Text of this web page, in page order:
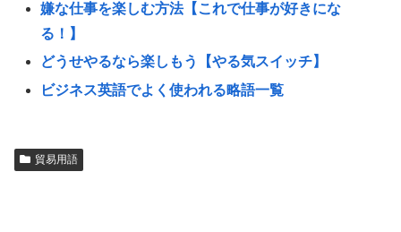
嫌な仕事を楽しむ方法【これで仕事が好きにな
る！】
どうせやるなら楽しもう【やる気スイッチ】
ビジネス英語でよく使われる略語一覧
貿易用語